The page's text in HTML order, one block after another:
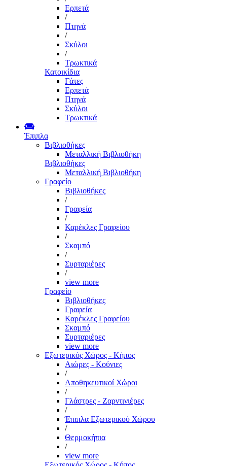
Ερπετά
/
Πτηνά
/
Σκύλοι
/
Τρωκτικά
Κατοικίδια
Γάτες
Ερπετά
Πτηνά
Σκύλοι
Τρωκτικά
Έπιπλα
Βιβλιοθήκες
Μεταλλική Βιβλιοθήκη
Βιβλιοθήκες
Μεταλλική Βιβλιοθήκη
Γραφείο
Βιβλιοθήκες
/
Γραφεία
/
Καρέκλες Γραφείου
/
Σκαμπό
/
Συρταριέρες
/
view more
Γραφείο
Βιβλιοθήκες
Γραφεία
Καρέκλες Γραφείου
Σκαμπό
Συρταριέρες
view more
Εξωτερικός Χώρος - Κήπος
Αιώρες - Κούνιες
/
Αποθηκευτικοί Χώροι
/
Γλάστρες - Ζαρντινιέρες
/
Έπιπλα Εξωτερικού Χώρου
/
Θερμοκήπια
/
view more